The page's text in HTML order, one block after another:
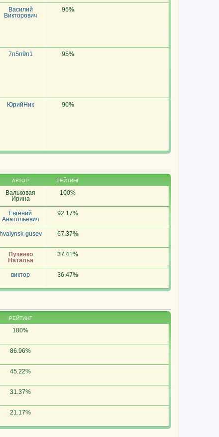
Василий
Викторович
95%
7п5п9п1 95%
ЮрийНик 90%
АВТОР РЕЙТИНГ
Вальковая
Ирина
100%
Евгений
Анатольевич
92.17%
hvalynsk-gusev 67.37%
Пузенко
Наталья
37.41%
виктор 36.47%
РЕЙТИНГ
100%
86.96%
45.22%
31.37%
21.17%